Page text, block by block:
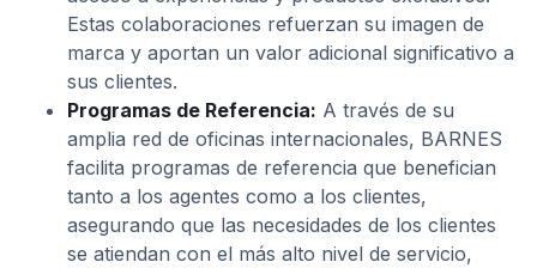
Estas colaboraciones refuerzan su imagen de
marca y aportan un valor adicional significativo a
sus clientes.
Programas de Referencia: A través de su
amplia red de oficinas internacionales, BARNES
facilita programas de referencia que benefician
tanto a los agentes como a los clientes,
asegurando que las necesidades de los clientes
se atiendan con el más alto nivel de servicio,